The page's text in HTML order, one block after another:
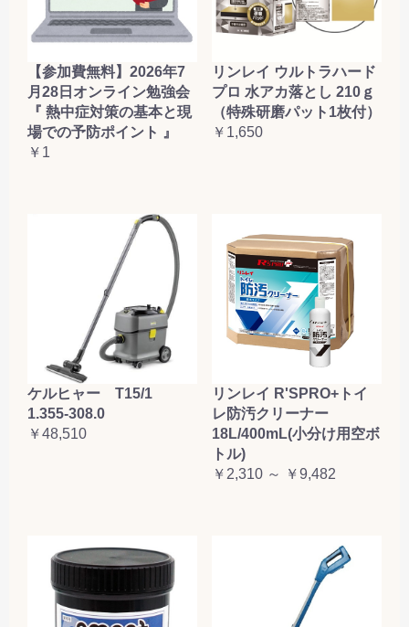
【参加費無料】2026年7
月28日オンライン勉強会
『 熱中症対策の基本と現
場での予防ポイント 』
￥1
リンレイ ウルトラハード
プロ 水アカ落とし 210ｇ
（特殊研磨パット1枚付）
￥1,650
ケルヒャー T15/1
1.355-308.0
￥48,510
リンレイ R'SPRO+トイ
レ防汚クリーナー
18L/400mL(小分け用空ボ
トル)
￥2,310 ～ ￥9,482